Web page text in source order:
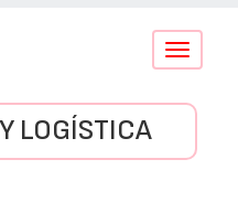
Conmutar
LOGÍSTICA